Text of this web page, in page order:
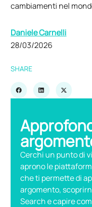
cambiamenti nel
Daniele Carnelli
28/03/2026
SHARE
Cerchi un punto di
aprono le
che ti permette di
argomento,
Search e capire